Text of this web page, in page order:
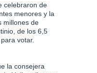
celebraron de
menores y la
millones de
de los 6,5
votar.
la consejera